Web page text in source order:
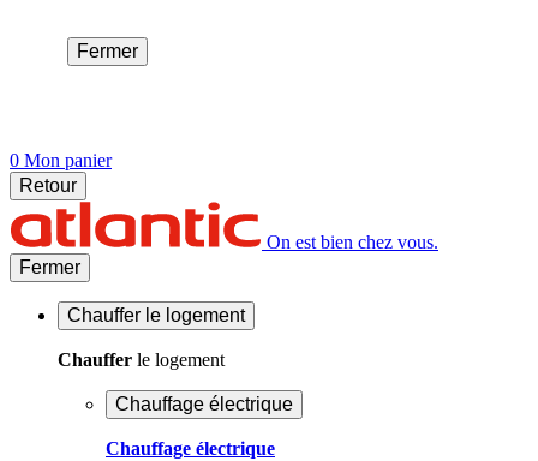
Fermer
0 Mon panier
Retour
On est bien chez vous.
Fermer
Chauffer le logement
Chauffer le logement
Chauffage électrique
Chauffage électrique